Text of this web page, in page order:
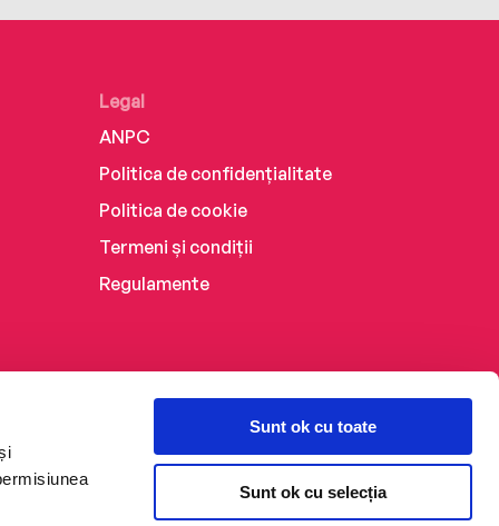
Sunt ok cu toate
Sunt ok cu selecția
Legal
ANPC
Politica de confidențialitate
Politica de cookie
Termeni și condiții
Regulamente